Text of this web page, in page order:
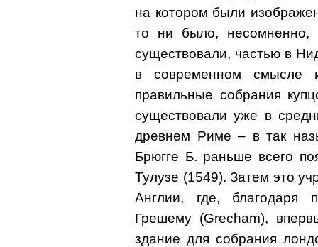
на котором были
то ни было,
существовали, частью в
в современном
правильные собрания
существовали уже в
древнем Риме – в так
Брюгге Б. раньше всего
Тулузе (1549). Затем это
Англии, где, благодаря
Грешему (Grecham),
здание для собрания